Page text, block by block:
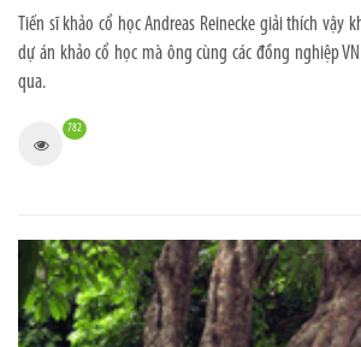
Tiến sĩ khảo cổ học Andreas Reinecke giải thích vậy
dự án khảo cổ học mà ông cùng các đồng nghiệp
qua.
782